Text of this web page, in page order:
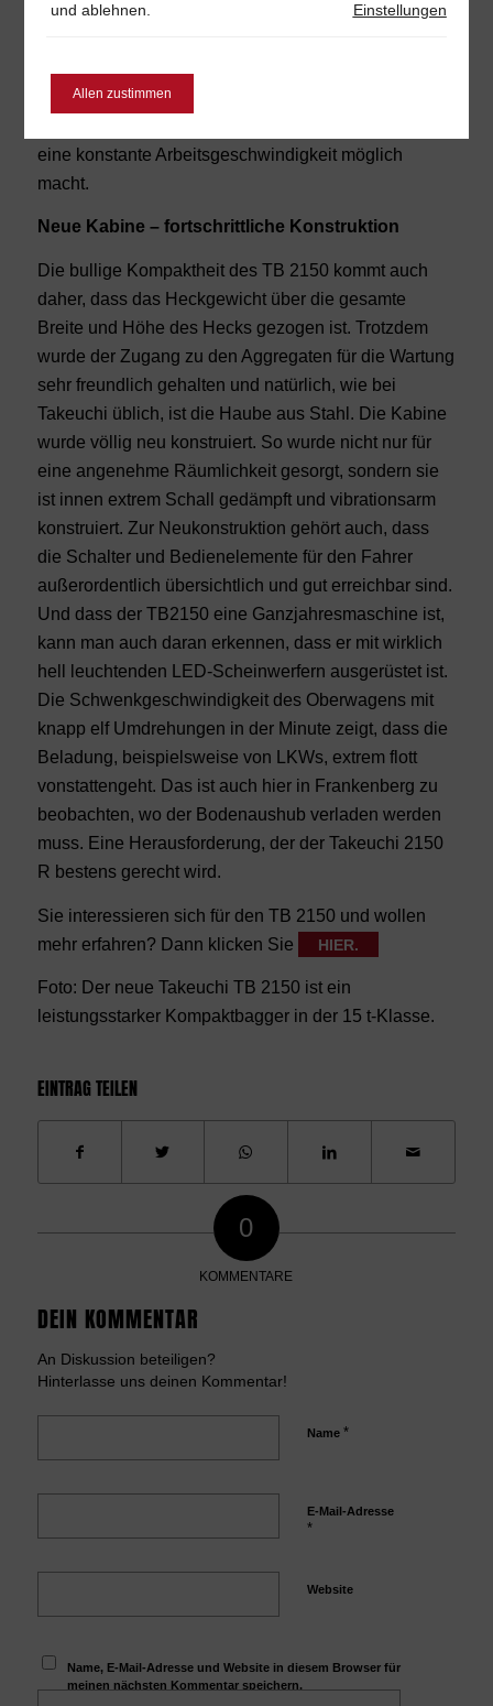
Durchlauf von 224 l in der Minute betrieben werden.
auch, dass die extrem leistungsfähige Hydraulik bei
eine konstante Arbeitsgeschwindigkeit möglich
macht.
Neue Kabine – fortschrittliche Konstruktion
Die bullige Kompaktheit des TB 2150 kommt auch
daher, dass das Heckgewicht über die gesamte
Breite und Höhe des Hecks gezogen ist. Trotzdem
wurde der Zugang zu den Aggregaten für die Wartung
sehr freundlich gehalten und natürlich, wie bei
Takeuchi üblich, ist die Haube aus Stahl. Die Kabine
wurde völlig neu konstruiert. So wurde nicht nur für
eine angenehme Räumlichkeit gesorgt, sondern sie
ist innen extrem Schall gedämpft und vibrationsarm
konstruiert. Zur Neukonstruktion gehört auch, dass
die Schalter und Bedienelemente für den Fahrer
außerordentlich übersichtlich und gut erreichbar sind.
Und dass der TB2150 eine Ganzjahresmaschine ist,
kann man auch daran erkennen, dass er mit wirklich
hell leuchtenden LED-Scheinwerfern ausgerüstet ist.
Die Schwenkgeschwindigkeit des Oberwagens mit
knapp elf Umdrehungen in der Minute zeigt, dass die
Beladung, beispielsweise von LKWs, extrem flott
vonstattengeht. Das ist auch hier in Frankenberg zu
beobachten, wo der Bodenaushub verladen werden
muss. Eine Herausforderung, der der Takeuchi 2150
R bestens gerecht wird.
Sie interessieren sich für den TB 2150 und wollen
mehr erfahren? Dann klicken Sie
HIER.
Foto: Der neue Takeuchi TB 2150 ist ein
leistungsstarker Kompaktbagger in der 15 t-Klasse.
EINTRAG TEILEN
0
KOMMENTARE
DEIN KOMMENTAR
An Diskussion beteiligen?
Hinterlasse uns deinen Kommentar!
Name *
E-Mail-Adresse
*
Website
Name, E-Mail-Adresse und Website in diesem Browser für
meinen nächsten Kommentar speichern.
Einstellungen
und ablehnen.
Allen zustimmen